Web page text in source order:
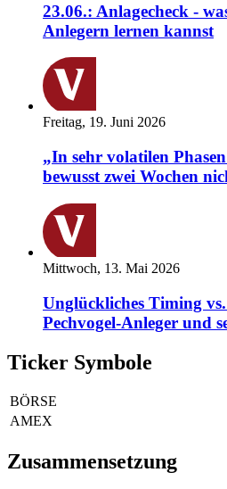
23.06.: Anlagecheck -
Anlegern lernen kannst
Freitag, 19. Juni 2026
„In sehr volatilen
bewusst zwei Wochen
Mittwoch, 13. Mai 2026
Unglückliches Timing
Pechvogel-Anleger und
Ticker Symbole
BÖRSE
AMEX
Zusammensetzung